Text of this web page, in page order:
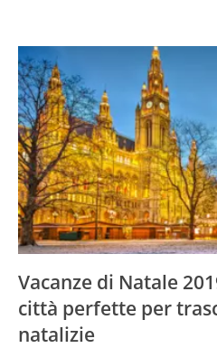
Vacanze di Natale
città perfette per
natalizie